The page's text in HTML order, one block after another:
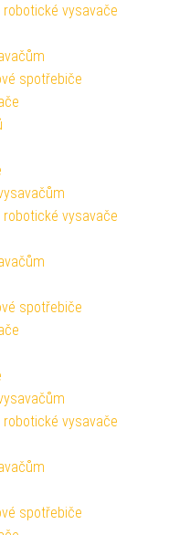
vysavače
spotřebiče
vysavače
spotřebiče
vysavače
spotřebiče